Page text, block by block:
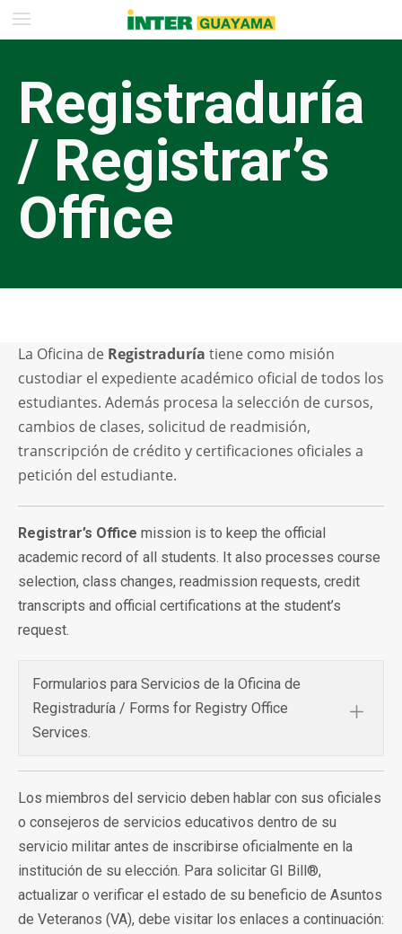
Registraduría
/ Registrar’s
Office
La Oficina de Registraduría tiene como misión
custodiar el expediente académico oficial de todos los
estudiantes. Además procesa la selección de cursos,
cambios de clases, solicitud de readmisión,
transcripción de crédito y certificaciones oficiales a
petición del estudiante.
Registrar’s Office mission is to keep the official
academic record of all students. It also processes course
selection, class changes, readmission requests, credit
transcripts and official certifications at the student’s
request.
Formularios para Servicios de la Oficina de
Registraduría / Forms for Registry Office
Services.
Los miembros del servicio deben hablar con sus oficiales
o consejeros de servicios educativos dentro de su
servicio militar antes de inscribirse oficialmente en la
institución de su elección. Para solicitar GI Bill®,
actualizar o verificar el estado de su beneficio de Asuntos
de Veteranos (VA), debe visitar los enlaces a continuación: